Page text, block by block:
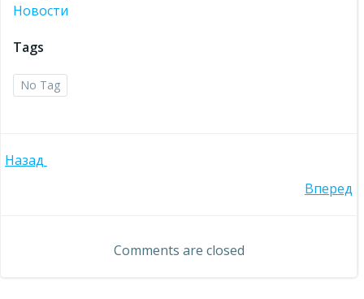
Новости
Tags
No Tag
Навигация
записям
Назад
Вперед
Comments are closed